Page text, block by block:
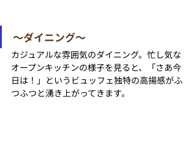
〜ダイニング〜
カジュアルな雰囲気のダイニング。忙し気な
オープンキッチンの様子を見ると、「さあ今
日は！」というビュッフェ独特の高揚感がふ
つふつと湧き上がってきます。